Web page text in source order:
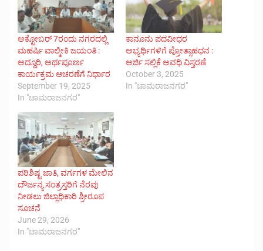
ಅಕ್ಟೋಬರ್ 7ರಂದು ನಗರದಲ್ಲಿ
ಮಹರ್ಷಿ ವಾಲ್ಮೀಕಿ ಜಯಂತಿ :
ಅದ್ದೂರಿ, ಅರ್ಥಪೂರ್ಣ
ಕಾರ್ಯಕ್ರಮ ಆಚರಣೆಗೆ ನಿರ್ಧಾರ
September 19, 2025
In "ಚಾಮರಾಜನಗರ"
ಕಾನೂನು ಪದವೀಧರ
ಅಭ್ಯರ್ಥಿಗಳಿಗೆ ಪ್ರೋತ್ಸಾಹಧನ :
ಅರ್ಜಿ ಸಲ್ಲಿಕೆ ಅವಧಿ ವಿಸ್ತರಣೆ
October 3, 2025
In "ಚಾಮರಾಜನಗರ"
ಪರಿಶಿಷ್ಟ ಜಾತಿ, ವರ್ಗಗಳ ಮೇಲಿನ
ದೌರ್ಜನ್ಯ ಸಂತ್ರಸ್ತರಿಗೆ ನೆರವು
ನೀಡಲು ಜಿಲ್ಲಾಧಿಕಾರಿ ಶ್ರೀರೂಪ
ಸೂಚನೆ
June 29, 2026
In "ಚಾಮರಾಜನಗರ"